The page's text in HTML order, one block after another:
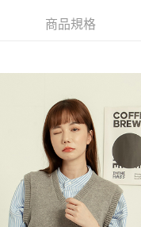
帳單，「大哥付你分期」於每月
哥大股份有限公司」（以下簡稱
本服務購買商品或服務，並由
司後，依約使用本公司帳單繳交
大哥付你分期」之契約關係目的
或地址）提供予台灣大哥大進
分期帳單所需資料之確認、核對
請詳閱以下連結：https://
結帳流程】
您將收到繳費通知簡訊。
元方式進行付款，方視為交易完
成當下不需立刻繳費，但若您
商家同意取消之訂單仍視為有效
AFTEE先享後付 」之結帳頁面
需取消欲退款等相關疑問，請
netprotections.freshdesk.com/
含以上)免運費
商品規格